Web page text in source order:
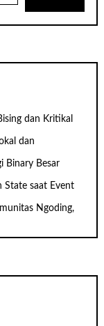
dan Kritikal
dan
Binary Besar
State saat Event
Ngoding,